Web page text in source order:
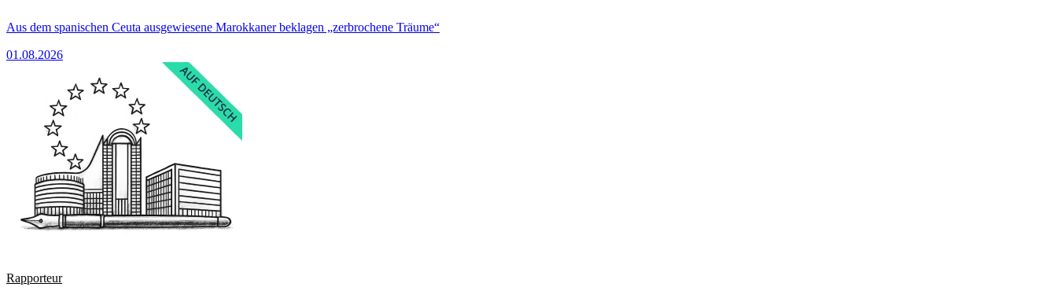
Aus dem spanischen Ceuta ausgewiesene Marokkaner beklagen „zerbrochene Träume“
01.08.2026
Rapporteur